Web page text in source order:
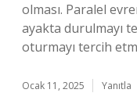
olması. Paralel
ayakta durulmayı
oturmayı tercih
Ocak 11, 2025 Yanıtla